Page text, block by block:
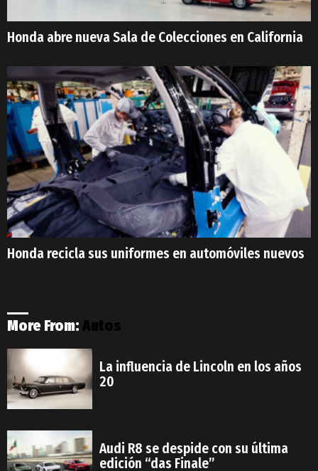
Honda abre nueva Sala de Colecciones en California
Honda recicla sus uniformes en automóviles nuevos
More From:Autos
La influencia de Lincoln en los años
20
Audi R8 se despide con su última
edición “das Finale”